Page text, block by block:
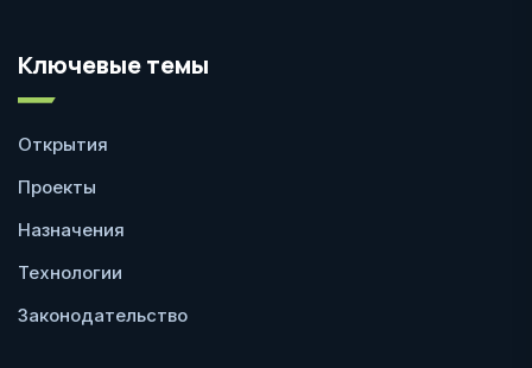
Ключевые темы
Открытия
Проекты
Назначения
Технологии
Законодательство